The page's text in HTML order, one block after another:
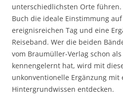
unterschiedlichsten Orte
Buch die ideale Einstimmung
ereignisreichen Tag und eine
Reiseband. Wer die beiden
vom Braumüller-Verlag schon
kennengelernt hat, wird mit
unkonventionelle Ergänzung mit
Hintergrundwissen entdecken.